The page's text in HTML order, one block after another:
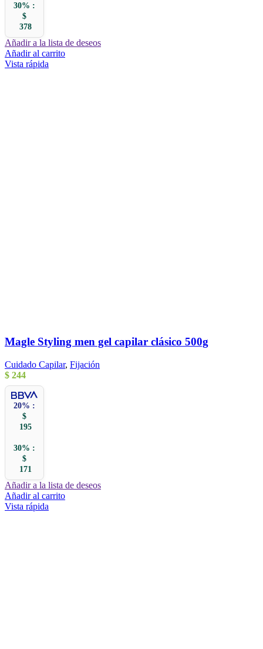
30% :
$
378
Añadir a la lista de deseos
Añadir al carrito
Vista rápida
Magle Styling men gel capilar clásico 500g
Cuidado Capilar, Fijación
$ 244
20% :
$
195
30% :
$
171
Añadir a la lista de deseos
Añadir al carrito
Vista rápida